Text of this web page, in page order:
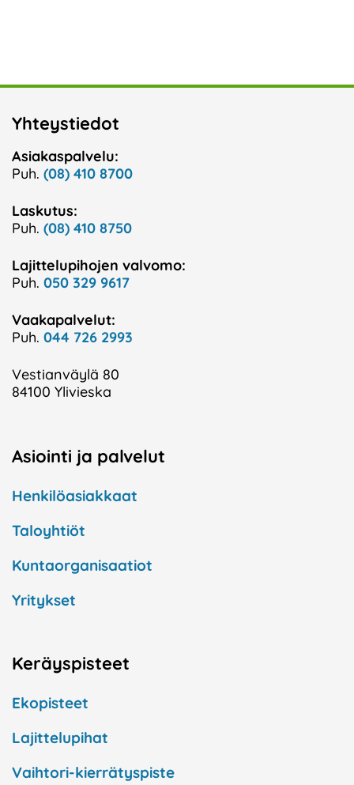
Yhteystiedot
Asiakaspalvelu:
Puh. (08) 410 8700
Laskutus:
Puh. (08) 410 8750
Lajittelupihojen valvomo:
Puh. 050 329 9617
Vaakapalvelut:
Puh. 044 726 2993
Vestianväylä 80
84100 Ylivieska
Asiointi ja palvelut
Henkilöasiakkaat
Taloyhtiöt
Kuntaorganisaatiot
Yritykset
Keräyspisteet
Ekopisteet
Lajittelupihat
Vaihtori-kierrätyspiste